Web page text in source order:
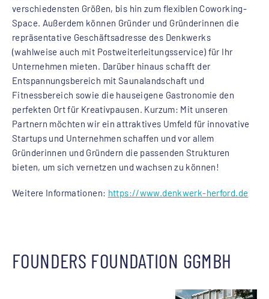
verschiedensten Größen, bis hin zum flexiblen Coworking-
Space. Außerdem können Gründer und Gründerinnen die
repräsentative Geschäftsadresse des Denkwerks
(wahlweise auch mit Postweiterleitungsservice) für Ihr
Unternehmen mieten. Darüber hinaus schafft der
Entspannungsbereich mit Saunalandschaft und
Fitnessbereich sowie die hauseigene Gastronomie den
perfekten Ort für Kreativpausen. Kurzum: Mit unseren
Partnern möchten wir ein attraktives Umfeld für innovative
Startups und Unternehmen schaffen und vor allem
Gründerinnen und Gründern die passenden Strukturen
bieten, um sich vernetzen und wachsen zu können!
Weitere Informationen: https://www.denkwerk-herford.de
FOUNDERS FOUNDATION GGMBH